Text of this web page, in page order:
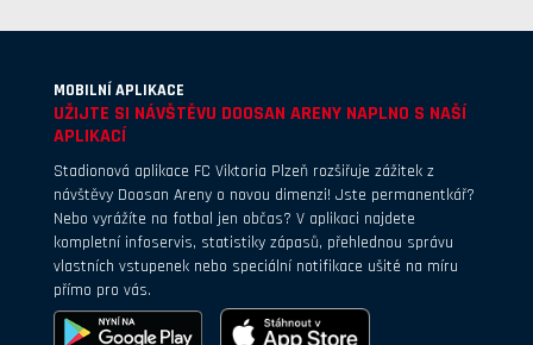
MOBILNÍ APLIKACE
UŽIJTE SI NÁVŠTĚVU DOOSAN ARENY NAPLNO S NAŠÍ
APLIKACÍ
Stadionová aplikace FC Viktoria Plzeň rozšiřuje zážitek z
návštěvy Doosan Areny o novou dimenzi! Jste permanentkář?
Nebo vyrážíte na fotbal jen občas? V aplikaci najdete
kompletní infoservis, statistiky zápasů, přehlednou správu
vlastních vstupenek nebo speciální notifikace ušité na míru
přímo pro vás.